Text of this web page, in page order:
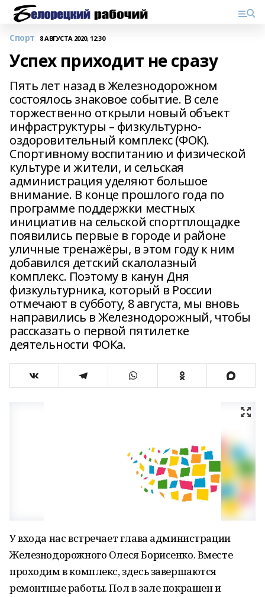
Спорт 8 АВГУСТА 2020, 12:30
Успех приходит не сразу
Пять лет назад в Железнодорожном
состоялось знаковое событие. В селе
торжественно открыли новый объект
инфраструктуры – физкультурно-
оздоровительный комплекс (ФОК).
Спортивному воспитанию и физической
культуре и жители, и сельская
администрация уделяют большое
внимание. В конце прошлого года по
программе поддержки местных
инициатив на сельской спортплощадке
появились первые в городе и районе
уличные тренажёры, в этом году к ним
добавился детский скалолазный
комплекс. Поэтому в канун Дня
физкультурника, который в России
отмечают в субботу, 8 августа, мы вновь
направились в Железнодорожный, чтобы
рассказать о первой пятилетке
деятельности ФОКа.
У входа нас встречает глава администрации
Железнодорожного Олеся Борисенко. Вместе
проходим в комплекс, здесь завершаются
ремонтные работы. Пол в зале покрашен и